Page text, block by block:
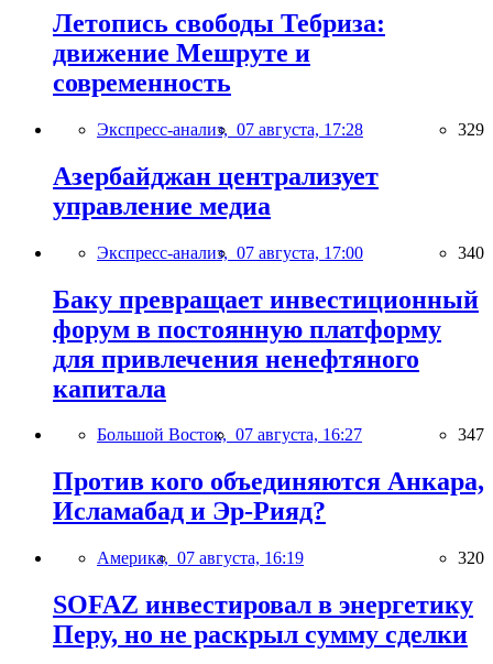
Летопись свободы Тебриза:
движение Мешруте и
современность
Экспресс-анализ, 07 августа, 17:28 329
Азербайджан централизует
управление медиа
Экспресс-анализ, 07 августа, 17:00 340
Баку превращает инвестиционный
форум в постоянную платформу
для привлечения ненефтяного
капитала
Большой Восток, 07 августа, 16:27 347
Против кого объединяются Анкара,
Исламабад и Эр-Рияд?
Америка, 07 августа, 16:19 320
SOFAZ инвестировал в энергетику
Перу, но не раскрыл сумму сделки